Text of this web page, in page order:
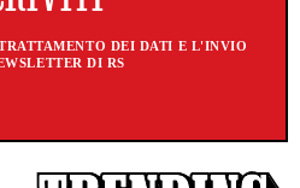
DEI DATI E L'INVIO
DI RS